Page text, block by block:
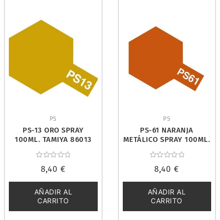
PS
PS-13 ORO SPRAY
100ML. TAMIYA 86013
con
de
5
8,40 €
AÑADIR AL
CARRITO
PS
PS-61 NARANJA
METÁLICO SPRAY 100ML.
con
de
5
8,40€
AÑADIR AL
CARRITO